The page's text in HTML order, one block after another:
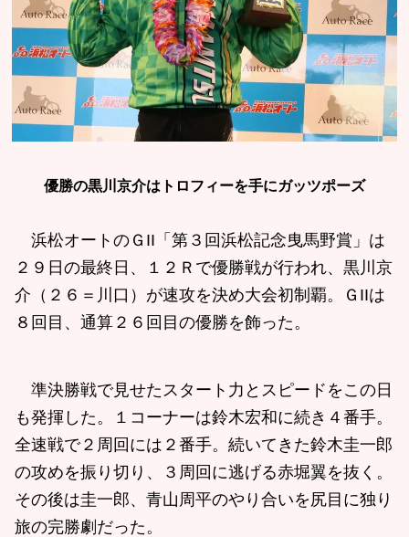
優勝の黒川京介はトロフィーを手にガッツポーズ
浜松オートのＧII「第３回浜松記念曳馬野賞」は
２９日の最終日、１２Ｒで優勝戦が行われ、黒川京
介（２６＝川口）が速攻を決め大会初制覇。ＧIIは
８回目、通算２６回目の優勝を飾った。
準決勝戦で見せたスタート力とスピードをこの日
も発揮した。１コーナーは鈴木宏和に続き４番手。
全速戦で２周回には２番手。続いてきた鈴木圭一郎
の攻めを振り切り、３周回に逃げる赤堀翼を抜く。
その後は圭一郎、青山周平のやり合いを尻目に独り
旅の完勝劇だった。